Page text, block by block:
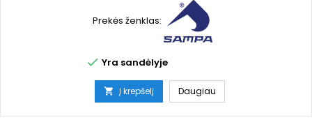
Prekės ženklas:
 Yra sandėlyje
 Į krepšelį Daugiau